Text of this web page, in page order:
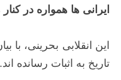
ایرانی ها همواره در
این انقلابی بحرینی،
تاریخ به اثبات رسانده اند.